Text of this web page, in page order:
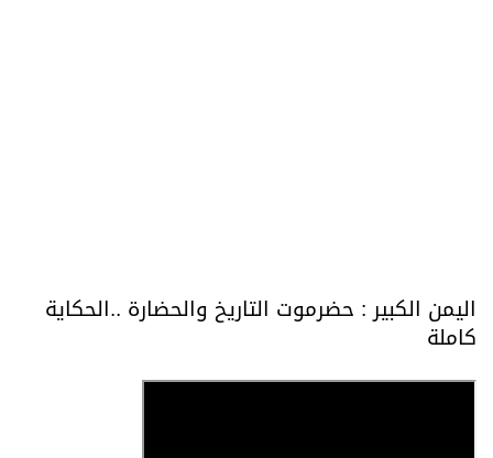
اليمن الكبير : حضرموت التاريخ والحضارة ..الحكاية
كاملة